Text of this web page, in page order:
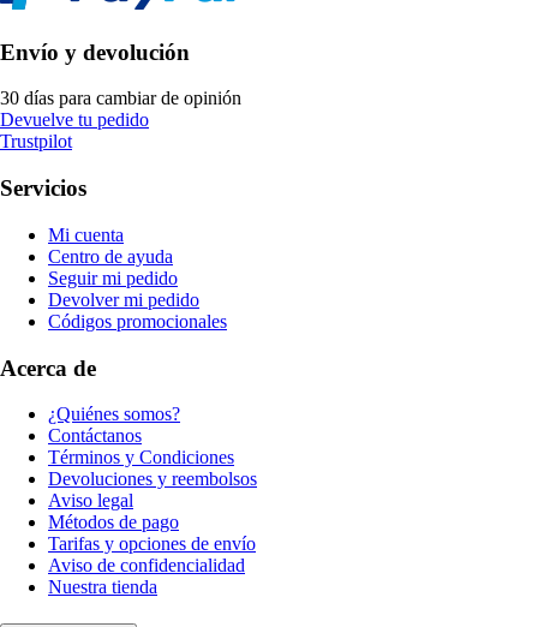
Envío y devolución
30 días para cambiar de opinión
Devuelve tu pedido
Trustpilot
Servicios
Mi cuenta
Centro de ayuda
Seguir mi pedido
Devolver mi pedido
Códigos promocionales
Acerca de
¿Quiénes somos?
Contáctanos
Términos y Condiciones
Devoluciones y reembolsos
Aviso legal
Métodos de pago
Tarifas y opciones de envío
Aviso de confidencialidad
Nuestra tienda